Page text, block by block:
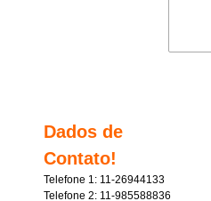
Dados de
Contato!
Telefone 1: 11-26944133
Telefone 2: 11-985588836